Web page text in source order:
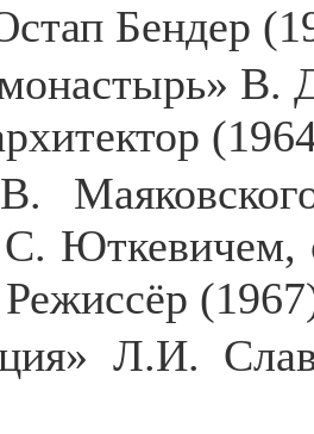
Бендер
В.
Юткевичем,
Л.И.